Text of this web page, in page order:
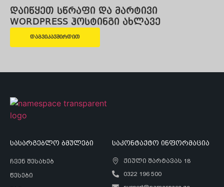
დაიწყეთ სწრაფი და მარტივი
WORDPRESS ჰოსტინგი ახლავე
დაგვიკავშირდით
სასარგებლო ბმულები
ჩვენ შესახებ
წესები
საკონტაქტო ინფორმაცია
ჟიული შარტავას 18
0322 196 500